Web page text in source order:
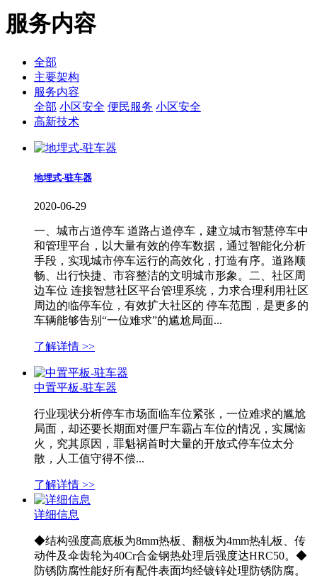
服务内容
全部
主要架构
服务内容
全部 小区安全 便民服务 小区安全
高新技术
地埋式-驻车器
2020-06-29
一、城市占道停车 道路占道停车，建立城市智慧停车中
和管理平台，以大量有效的停车数据，通过智能化分析
手段，实现城市停车运行的高效化，打造有序。道路顺
畅、出行快捷、市容整洁的文明城市形象。二、社区周
边车位 连接智慧社区平台管理系统，力求合理利用社区
周边的临停车位，有效扩大社区的 停车范围，是更多的
车辆能够告别“一位难求”的尴尬局面...
了解详情 >>
中置平板-驻车器
行业现状分析停车市场面临车位紧张，一位难求的尴尬
局面，却还要长期面对僵尸车霸占车位的情况，实属恼
火，究其原因，罪魁祸首时大量的开放式停车位太分
散，人工值守得不偿...
了解详情 >>
详细信息
◆结构强度高底板为8mm热板、翻板为4mm热轧板、传
动件及伞齿轮为40Cr合金钢热处理后强度达HRC50。◆
防锈防腐性能好所有配件表面均经镀锌处理防锈防腐。